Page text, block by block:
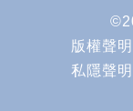
版權聲明
私隱聲明